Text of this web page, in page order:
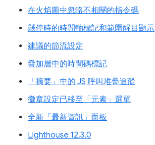
在火焰圖中忽略不相關的指令碼
懸停時的時間軸標記和範圍醒目顯示
建議的節流設定
疊加層中的時間碼標記
「摘要」中的 JS 呼叫堆疊追蹤
徽章設定已移至「元素」選單
全新「最新資訊」面板
Lighthouse 12.3.0